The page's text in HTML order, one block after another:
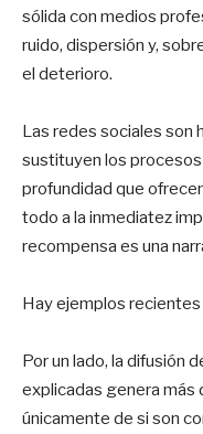
sólida con medios
ruido, dispersión y,
el deterioro.
Las redes sociales son
sustituyen los
profundidad que
todo a la inmediatez
recompensa es una
Hay ejemplos
Por un lado, la difusión
explicadas genera más
únicamente de si son